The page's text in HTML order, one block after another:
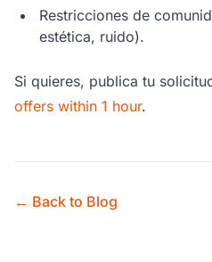
Restricciones de
estética, ruido).
Si quieres, publica tu
offers within 1 hour.
← Back to Blog